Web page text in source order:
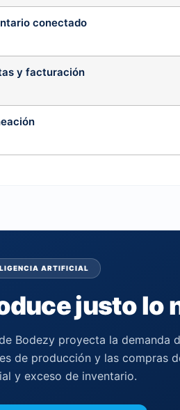
conectado
y facturación
ARTIFICIAL
justo lo
Bodezy proyecta la demanda
de producción y las compras
y exceso de inventario.